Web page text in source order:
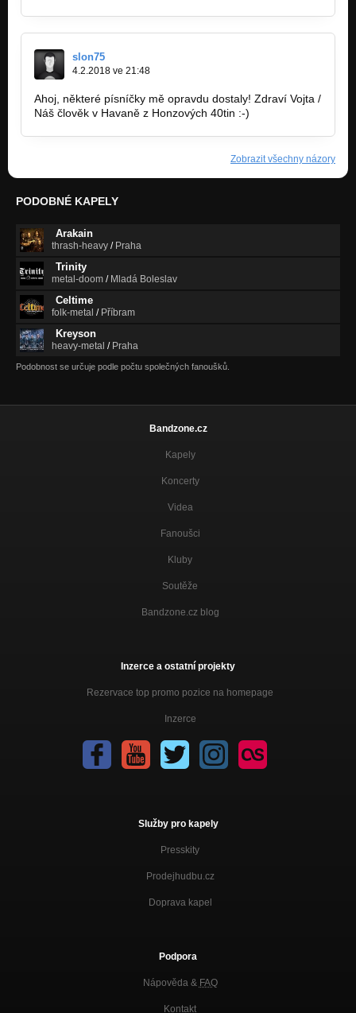
slon75
4.2.2018 ve 21:48
Ahoj, některé písníčky mě opravdu dostaly! Zdraví Vojta /
Náš člověk v Havaně z Honzových 40tin :-)
Zobrazit všechny názory
PODOBNÉ KAPELY
Arakain
thrash-heavy / Praha
Trinity
metal-doom / Mladá Boleslav
Celtime
folk-metal / Příbram
Kreyson
heavy-metal / Praha
Podobnost se určuje podle počtu společných fanoušků.
Bandzone.cz
Kapely
Koncerty
Videa
Fanoušci
Kluby
Soutěže
Bandzone.cz blog
Inzerce a ostatní projekty
Rezervace top promo pozice na homepage
Inzerce
Služby pro kapely
Presskity
Prodejhudbu.cz
Doprava kapel
Podpora
Nápověda & FAQ
Kontakt